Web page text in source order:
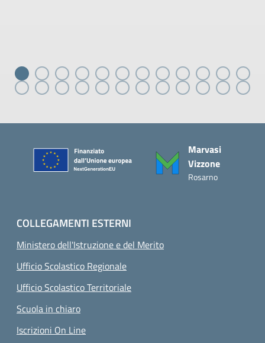
Marvasi
Vizzone
Rosarno
COLLEGAMENTI ESTERNI
Ministero dell'Istruzione e del Merito
Ufficio Scolastico Regionale
Ufficio Scolastico Territoriale
Scuola in chiaro
Iscrizioni On Line